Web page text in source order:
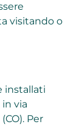
visitando o
installati
in via
Per